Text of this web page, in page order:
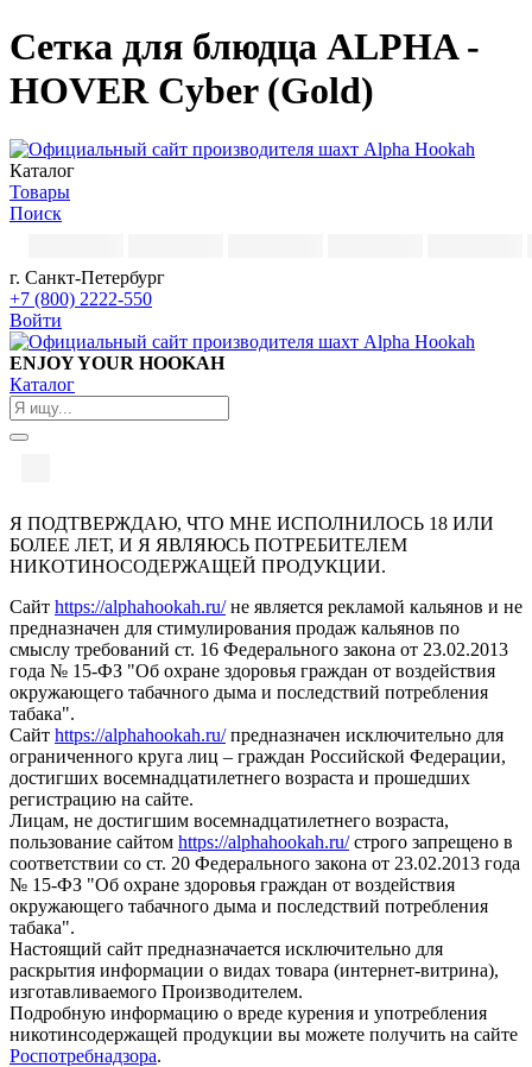
Сетка для блюдца ALPHA -
HOVER Cyber (Gold)
Каталог
Товары
Поиск
г. Санкт-Петербург
+7 (800) 2222-550
Войти
ENJOY YOUR HOOKAH
Каталог
Я ПОДТВЕРЖДАЮ, ЧТО МНЕ ИСПОЛНИЛОСЬ 18 ИЛИ
БОЛЕЕ ЛЕТ, И Я ЯВЛЯЮСЬ ПОТРЕБИТЕЛЕМ
НИКОТИНОСОДЕРЖАЩЕЙ ПРОДУКЦИИ.
Сайт https://alphahookah.ru/не является рекламой кальянов и не
предназначен для стимулирования продаж кальянов по
смыслу требований ст. 16 Федерального закона от 23.02.2013
года № 15-ФЗ "Об охране здоровья граждан от воздействия
окружающего табачного дыма и последствий потребления
табака".
Сайт https://alphahookah.ru/предназначен исключительно для
ограниченного круга лиц – граждан Российской Федерации,
достигших восемнадцатилетнего возраста и прошедших
регистрацию на сайте.
Лицам, не достигшим восемнадцатилетнего возраста,
пользование сайтом https://alphahookah.ru/строго запрещено в
соответствии со ст. 20 Федерального закона от 23.02.2013 года
№ 15-ФЗ "Об охране здоровья граждан от воздействия
окружающего табачного дыма и последствий потребления
табака".
Настоящий сайт предназначается исключительно для
раскрытия информации о видах товара (интернет-витрина),
изготавливаемого Производителем.
Подробную информацию о вреде курения и употребления
никотинсодержащей продукции вы можете получить на сайте
Роспотребнадзора.